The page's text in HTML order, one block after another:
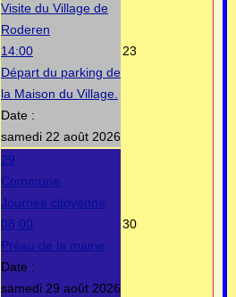
Visite du Village de
Roderen
14:00
Départ du parking de
la Maison du Village.
Date :
samedi 22 août 2026
23
29
Commune
Journée citoyenne
08:00
Préau de la mairie
Date :
samedi 29 août 2026
30